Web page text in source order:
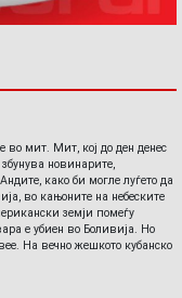
во мит. Мит, кој до ден денес
новинарите,
како би могле луѓето да
во кањоните на небеските
земји помеѓу
е убиен во Боливија. Но
На вечно жешкото кубанско